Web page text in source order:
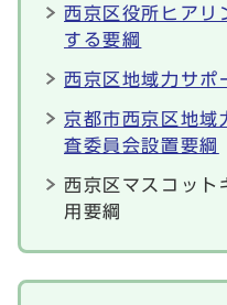
西京区役所ヒアリ
する要綱
西京区地域力サポ
京都市西京区地域
査委員会設置要綱
西京区マスコット
用要綱